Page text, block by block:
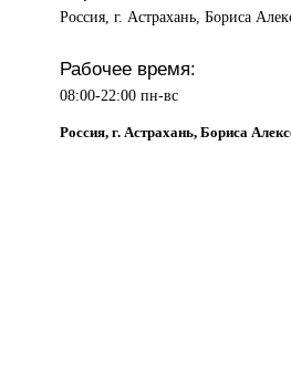
Россия, г. Астрахань, Бориса
Рабочее время:
08:00-22:00 пн-вс
Россия, г. Астрахань, Бориса